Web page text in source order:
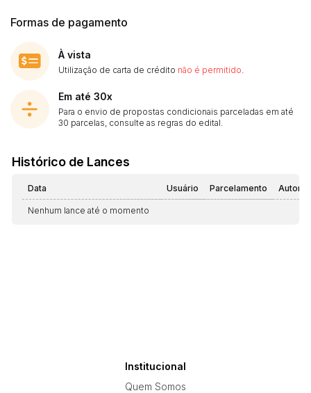
Formas de pagamento
À vista
Utilização de carta de crédito não é permitido
Em até 30x
Para o envio de propostas condicionais parceladas em até
30 parcelas, consulte as regras do edital.
Histórico de Lances
Data Usuário Parcelamento
Nenhum lance até o momento
Institucional
Quem Somos